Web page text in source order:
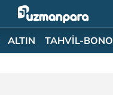
ALTIN TAHVİL-BONO